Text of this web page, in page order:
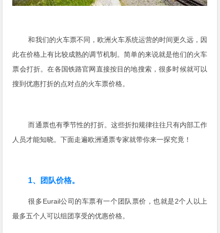
和我们的火车票不同，欧洲火车系统运营的时间更久远，因
此在价格上有比较成熟的调节机制。简单的来说就是他们的火车
票会打折。在各国铁路官网直接按目的地搜索，很多时候就可以
搜到优惠打折的点对点的火车票价格。
而通票也有季节性的打折。这些折扣规律往往只有内部工作
人员才能知晓。下面走遍欧洲通票专家就带你来一探究竟！
1、团队价格。
很多Eurail公司的车票有一个团队票价，也就是2个人以上
最多五个人可以组团享受的优惠价格。